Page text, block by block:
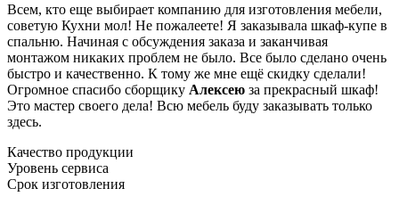
Всем, кто еще выбирает компанию для изготовления мебели,
советую Кухни мол! Не пожалеете! Я заказывала шкаф-купе в
спальню. Начиная с обсуждения заказа и заканчивая
монтажом никаких проблем не было. Все было сделано очень
быстро и качественно. К тому же мне ещё скидку сделали!
Огромное спасибо сборщику Алексею за прекрасный шкаф!
Это мастер своего дела! Всю мебель буду заказывать только
здесь.
Качество продукции
Уровень сервиса
Срок изготовления